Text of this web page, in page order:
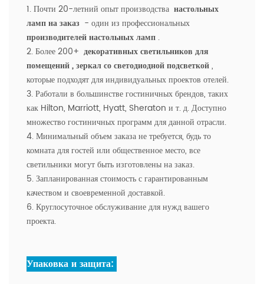
1. Почти 20-летний опыт производства настольных
ламп на заказ - один из профессиональных
производителей настольных ламп .
2. Более 200+ декоративных светильников для
помещений, зеркал со светодиодной подсветкой,
которые подходят для индивидуальных проектов отелей.
3. Работали в большинстве гостиничных брендов, таких
как Hilton, Marriott, Hyatt, Sheraton и т. д. Доступно
множество гостиничных программ для данной отрасли.
4. Минимальный объем заказа не требуется, будь то
комната для гостей или общественное место, все
светильники могут быть изготовлены на заказ.
5. Запланированная стоимость с гарантированным
качеством и своевременной доставкой.
6. Круглосуточное обслуживание для нужд вашего
проекта.
Упаковка и защита: